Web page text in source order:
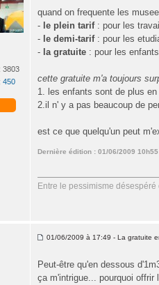
3803
450
quand on frequente les
- le plein tarif: pour les
- le demi-tarif : pour les
- la gratuite: pour les
cette gratuite m'a toujours
1. les enfants sont de plus
2.il n' y a pas beaucoup de
est ce que quelqu'un peut
Dernière édition : 01/06/2009 10h55
Entre le pessimisme
01/06/2009 à 17:49 - La gratuite
Peut-être qu'en dessous
ça m'intrigue... pourquoi